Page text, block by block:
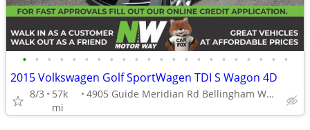
• • • • • • • • • • • • • • • • • • • • • •
2015 Volkswagen Golf SportWagen TDI S Wagon 4D
8/3
57k
mi
4905 Guide Meridian Rd Bellingham WA 98226